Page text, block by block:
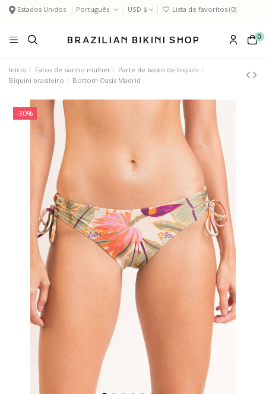
Estados Unidos Português USD $ Lista de favoritos (0)
0
Início Fatos de banho mulher
Parte de baixo de biquini
Biquini brasileiro
Bottom Oasis Madrid
-30%